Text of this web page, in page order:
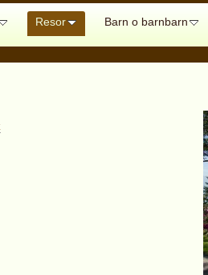
Resor Barn o barnbarn